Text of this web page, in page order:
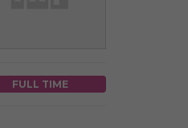
FULL TIME